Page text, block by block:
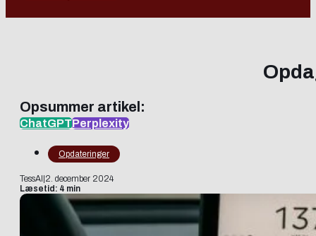
Opsummer artikel:
ChatGPTPerplexity
Opdateringer
TessAI 2. december 2024
Læsetid: 4 min